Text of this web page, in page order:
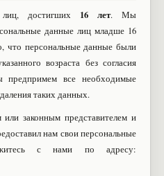
достигших 16 лет. Мы
данные лиц младше 16
что персональные данные были
возраста без согласия
предпримем все необходимые
таких данных.
законным представителем и
нам свои персональные
с нами по адресу: